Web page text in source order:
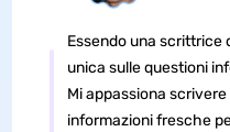
Essendo una scrittrice
unica sulle questioni
Mi appassiona
informazioni fresche